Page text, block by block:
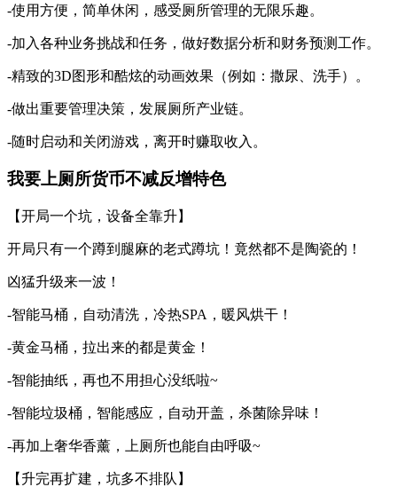
-使用方便，简单休闲，感受厕所管理的无限乐趣。
-加入各种业务挑战和任务，做好数据分析和财务预测工作。
-精致的3D图形和酷炫的动画效果（例如：撒尿、洗手）。
-做出重要管理决策，发展厕所产业链。
-随时启动和关闭游戏，离开时赚取收入。
我要上厕所货币不减反增特色
【开局一个坑，设备全靠升】
开局只有一个蹲到腿麻的老式蹲坑！竟然都不是陶瓷的！
凶猛升级来一波！
-智能马桶，自动清洗，冷热SPA，暖风烘干！
-黄金马桶，拉出来的都是黄金！
-智能抽纸，再也不用担心没纸啦~
-智能垃圾桶，智能感应，自动开盖，杀菌除异味！
-再加上奢华香薰，上厕所也能自由呼吸~
【升完再扩建，坑多不排队】